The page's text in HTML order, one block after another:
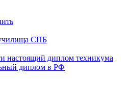
СПБ
настоящий диплом техникума
диплом в РФ